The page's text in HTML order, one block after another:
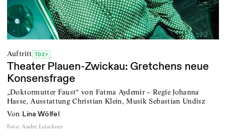
Auftritt TDZ+
Theater Plauen-Zwickau: Gretchens neue
Konsensfrage
„Doktormutter Faust“ von Fatma Aydemir – Regie Johanna
Hasse, Ausstattung Christian Klein, Musik Sebastian Undisz
von Lina Wölfel
Foto: André Leischner